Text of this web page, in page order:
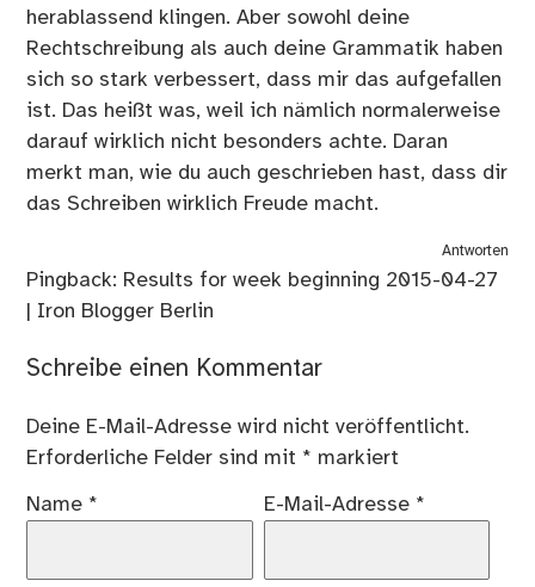
herablassend klingen. Aber sowohl deine
Rechtschreibung als auch deine Grammatik haben
sich so stark verbessert, dass mir das aufgefallen
ist. Das heißt was, weil ich nämlich normalerweise
darauf wirklich nicht besonders achte. Daran
merkt man, wie du auch geschrieben hast, dass dir
das Schreiben wirklich Freude macht.
Antworten
Pingback: Results for week beginning 2015-04-27
| Iron Blogger Berlin
Schreibe einen Kommentar
Deine E-Mail-Adresse wird nicht veröffentlicht.
Erforderliche Felder sind mit * markiert
Name * E-Mail-Adresse *